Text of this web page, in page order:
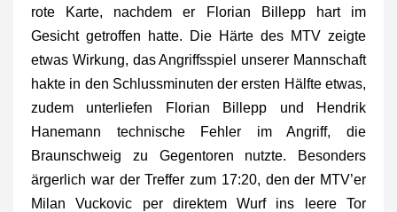
rote Karte, nachdem er Florian Billepp hart im
Gesicht getroffen hatte. Die Härte des MTV zeigte
etwas Wirkung, das Angriffsspiel unserer Mannschaft
hakte in den Schlussminuten der ersten Hälfte etwas,
zudem unterliefen Florian Billepp und Hendrik
Hanemann technische Fehler im Angriff, die
Braunschweig zu Gegentoren nutzte. Besonders
ärgerlich war der Treffer zum 17:20, den der MTV’er
Milan Vuckovic per direktem Wurf ins leere Tor